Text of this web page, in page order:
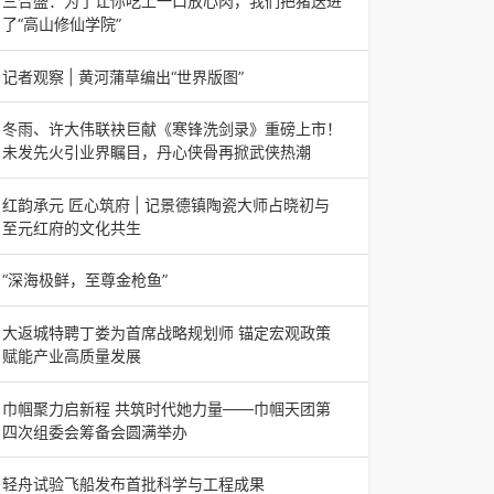
日，山东省淄博市第三届香椿文化旅游节暨党建
了“高山修仙学院”
三合盛：为了让你吃上一口放心肉，我们把猪送进
了“高山修仙学院”很多人问我，现在的生鲜赛道已
经卷成麻花了，为什么三合盛的“认养一头
记者观察 | 黄河蒲草编出“世界版图”
记者观察 | 黄河蒲草编出“世界版图”山东高青农妇
的30年“草根逆袭”路济南电（记者 瑞夫 王克军 郭
克烁）一根黄河滩上的蒲草，能走多
冬雨、许大伟联袂巨献《寒锋洗剑录》重磅上市！
未发先火引业界瞩目，丹心侠骨再掀武侠热潮
【新书首发】冬雨、许大伟联袂巨献《寒锋洗剑
录》重磅上市！未发先火引业界瞩目，丹心侠骨再
掀武侠热潮（文/梵可）近日，备受业界与读者双
红韵承元 匠心筑府 | 记景德镇陶瓷大师占晓初与
至元红府的文化共生
（中国晨报头条讯）景德镇的窑火，千年不熄，淬
炼出无数陶瓷瑰宝；元代釉里红的一抹艳红，穿越
“深海极鲜，至尊金枪鱼”
“深海极鲜，至尊金枪鱼”苏州吴中白金汉爵大酒店
蓝鳍金枪鱼开鱼品鉴仪式圆满落幕2026年4月17
日，江苏省苏州市吴中白金汉爵大酒店大
大返城特聘丁娄为首席战略规划师 锚定宏观政策
赋能产业高质量发展
2026年4月16日，大返城（浙江）科技有限公司
隆重举行签约仪式，正式特聘丁娄先生担任公司首
席战略规划师。此次强强联合，是大返城集团深度
巾帼聚力启新程 共筑时代她力量——巾帼天团第
四次组委会筹备会圆满举办
巾帼聚力启新程 共筑时代她力量——巾帼天团第
四次组委会筹备会圆满举办2026年4月15日，巾
轻舟试验飞船发布首批科学与工程成果